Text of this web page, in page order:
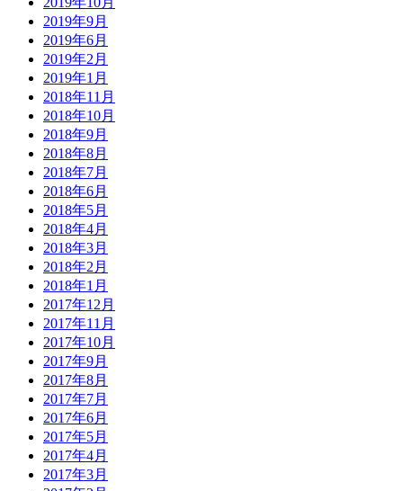
2019年9月
2019年6月
2019年2月
2019年1月
2018年11月
2018年10月
2018年9月
2018年8月
2018年7月
2018年6月
2018年5月
2018年4月
2018年3月
2018年2月
2018年1月
2017年12月
2017年11月
2017年10月
2017年9月
2017年8月
2017年7月
2017年6月
2017年5月
2017年4月
2017年3月